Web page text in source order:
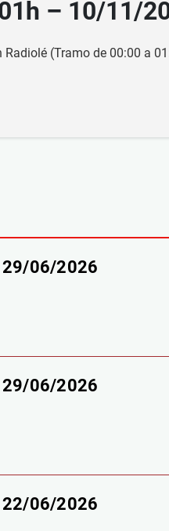
– 10/11/
(Tramo de 00:00 a
29/06/2026
29/06/2026
22/06/2026